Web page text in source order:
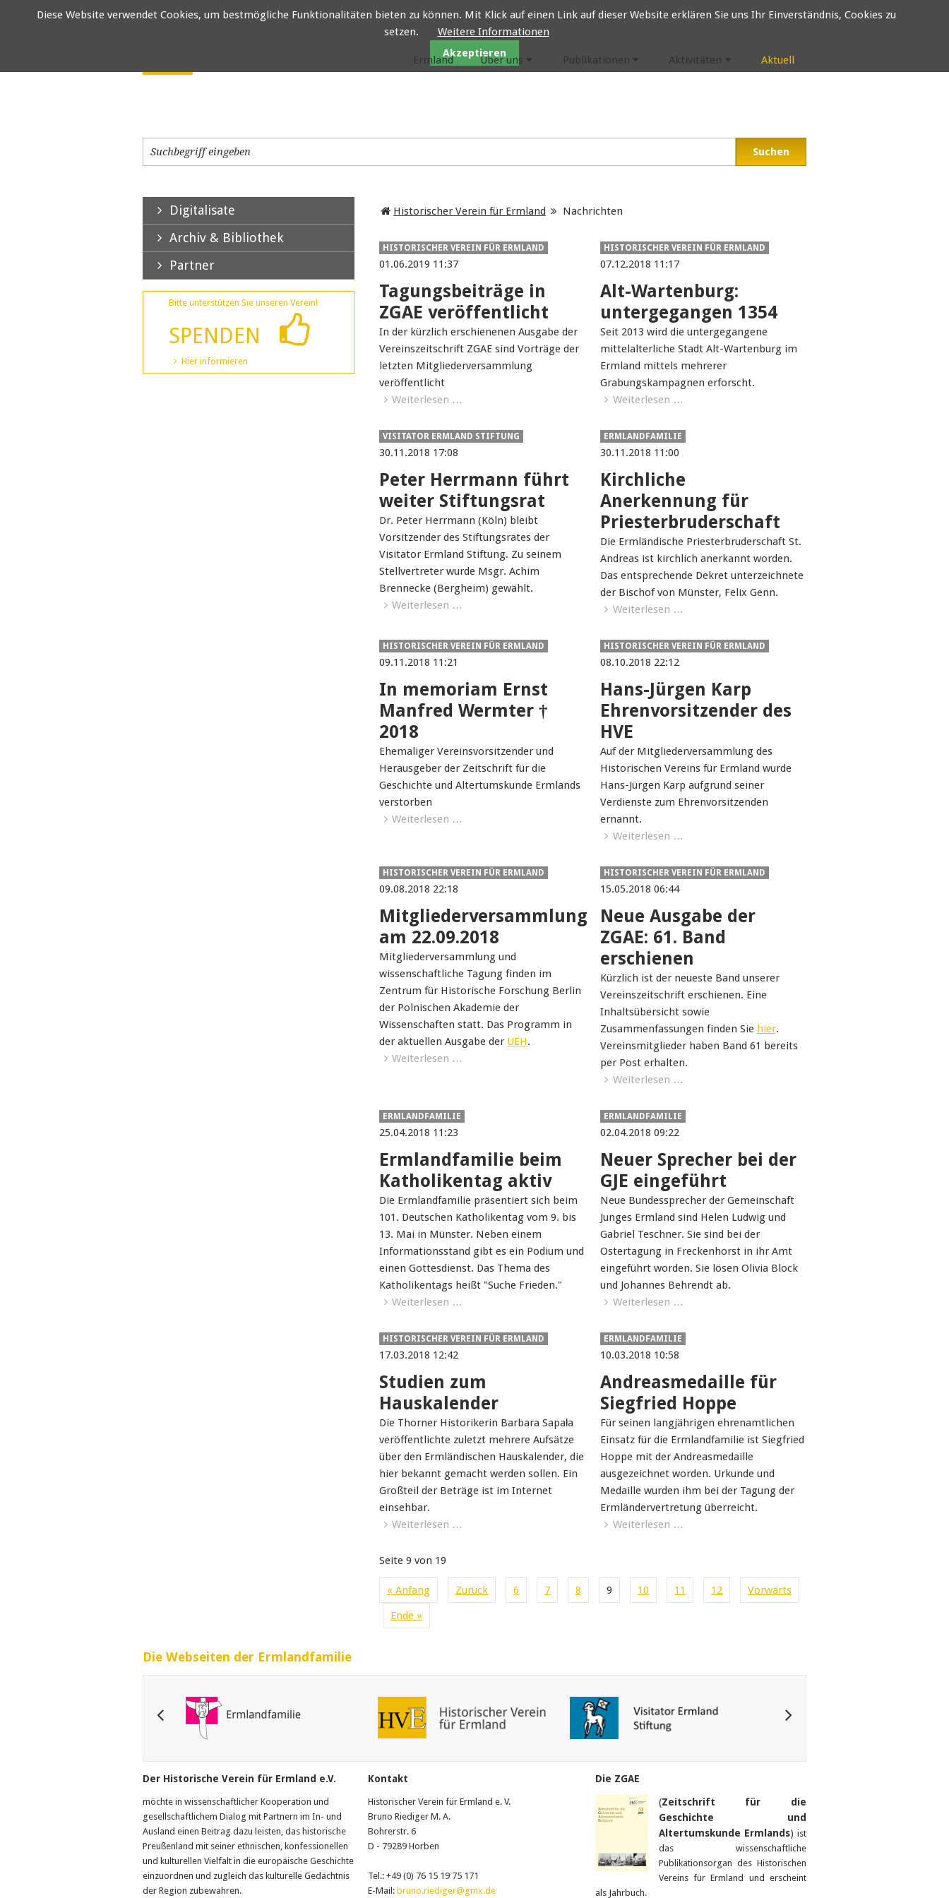
Historischer Verein für Ermland
Ermland
Über uns Publikationen Aktivitäten Aktuell
Historischer Verein für Ermland Nachrichten
HISTORISCHER VEREIN FÜR ERMLAND
01.06.2019 11:37
Tagungsbeiträge in
ZGAE veröffentlicht
In der kürzlich erschienenen Ausgabe der
Vereinszeitschrift ZGAE sind Vorträge der
letzten Mitgliederversammlung
veröffentlicht
Weiterlesen …
HISTORISCHER VEREIN FÜR ERMLAND
07.12.2018 11:17
Alt-Wartenburg:
untergegangen 1354
Seit 2013 wird die untergegangene
mittelalterliche Stadt Alt-Wartenburg im
Ermland mittels mehrerer
Grabungskampagnen erforscht.
Weiterlesen …
VISITATOR ERMLAND STIFTUNG
30.11.2018 17:08
Peter Herrmann führt
weiter Stiftungsrat
Dr. Peter Herrmann (Köln) bleibt
Vorsitzender des Stiftungsrates der
Visitator Ermland Stiftung. Zu seinem
Stellvertreter wurde Msgr. Achim
Brennecke (Bergheim) gewählt.
Weiterlesen …
ERMLANDFAMILIE
30.11.2018 11:00
Kirchliche
Anerkennung für
Priesterbruderschaft
Die Ermländische Priesterbruderschaft St.
Andreas ist kirchlich anerkannt worden.
Das entsprechende Dekret unterzeichnete
der Bischof von Münster, Felix Genn.
Weiterlesen …
HISTORISCHER VEREIN FÜR ERMLAND
09.11.2018 11:21
In memoriam Ernst
Manfred Wermter †
2018
Ehemaliger Vereinsvorsitzender und
Herausgeber der Zeitschrift für die
Geschichte und Altertumskunde Ermlands
verstorben
Weiterlesen …
HISTORISCHER VEREIN FÜR ERMLAND
08.10.2018 22:12
Hans-Jürgen Karp
Ehrenvorsitzender des
HVE
Auf der Mitgliederversammlung des
Historischen Vereins für Ermland wurde
Hans-Jürgen Karp aufgrund seiner
Verdienste zum Ehrenvorsitzenden
ernannt.
Weiterlesen …
HISTORISCHER VEREIN FÜR ERMLAND
09.08.2018 22:18
Mitgliederversammlung
am 22.09.2018
Mitgliederversammlung und
wissenschaftliche Tagung finden im
Zentrum für Historische Forschung Berlin
der Polnischen Akademie der
Wissenschaften statt. Das Programm in
der aktuellen Ausgabe der UEH.
Weiterlesen …
HISTORISCHER VEREIN FÜR ERMLAND
15.05.2018 06:44
Neue Ausgabe der
ZGAE: 61. Band
erschienen
Kürzlich ist der neueste Band unserer
Vereinszeitschrift erschienen. Eine
Inhaltsübersicht sowie
Zusammenfassungen finden Sie hier.
Vereinsmitglieder haben Band 61 bereits
per Post erhalten.
Weiterlesen …
ERMLANDFAMILIE
25.04.2018 11:23
Ermlandfamilie beim
Katholikentag aktiv
Die Ermlandfamilie präsentiert sich beim
101. Deutschen Katholikentag vom 9. bis
13. Mai in Münster. Neben einem
Informationsstand gibt es ein Podium und
einen Gottesdienst. Das Thema des
Katholikentags heißt "Suche Frieden."
Weiterlesen …
ERMLANDFAMILIE
02.04.2018 09:22
Neuer Sprecher bei der
GJE eingeführt
Neue Bundessprecher der Gemeinschaft
Junges Ermland sind Helen Ludwig und
Gabriel Teschner. Sie sind bei der
Ostertagung in Freckenhorst in ihr Amt
eingeführt worden. Sie lösen Olivia Block
und Johannes Behrendt ab.
Weiterlesen …
HISTORISCHER VEREIN FÜR ERMLAND
17.03.2018 12:42
Studien zum
Hauskalender
Die Thorner Historikerin Barbara Sapała
veröffentlichte zuletzt mehrere Aufsätze
über den Ermländischen Hauskalender, die
hier bekannt gemacht werden sollen. Ein
Großteil der Beträge ist im Internet
einsehbar.
Weiterlesen …
ERMLANDFAMILIE
10.03.2018 10:58
Andreasmedaille für
Siegfried Hoppe
Für seinen langjährigen ehrenamtlichen
Einsatz für die Ermlandfamilie ist Siegfried
Hoppe mit der Andreasmedaille
ausgezeichnet worden. Urkunde und
Medaille wurden ihm bei der Tagung der
Ermländervertretung überreicht.
Weiterlesen …
Seite 9 von 19
« Anfang Zurück 6 7 8 9 10 11 12
Vorwärts
Ende »
Digitalisate
Archiv & Bibliothek
Partner
Bitte unterstützen Sie unseren Verein!
SPENDEN
Hier informieren
Die Webseiten der Ermlandfamilie
Der Historische Verein für Ermland e.V.
möchte in wissenschaftlicher Kooperation und
gesellschaftlichem Dialog mit Partnern im In- und
Ausland einen Beitrag dazu leisten, das historische
Preußenland mit seiner ethnischen, konfessionellen
und kulturellen Vielfalt in die europäische Geschichte
einzuordnen und zugleich das kulturelle Gedächtnis
der Region zubewahren.
Kontakt
Historischer Verein für Ermland e. V.
Bruno Riediger M. A.
Bohrerstr. 6
D - 79289 Horben
Tel.: +49 (0) 76 15 19 75 171
E-Mail: bruno.riediger@gmx.de
Die ZGAE
(Zeitschrift für die
Geschichte und
Altertumskunde Ermlands) ist
das wissenschaftliche
Publikationsorgan des Historischen
Vereins für Ermland und erscheint
als Jahrbuch.
Diese Website verwendet Cookies, um bestmögliche Funktionalitäten bieten zu können. Mit Klick auf einen Link auf dieser Website erklären Sie uns Ihr Einverständnis, Cookies zu
setzen.
Weitere Informationen
Akzeptieren